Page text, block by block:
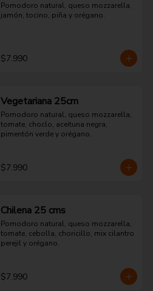
Pomodoro natural, queso mozzarella,
jamón, tocino, piña y orégano.
$7.990
Vegetariana 25cm
Pomodoro natural, queso mozzarella,
tomate, choclo, aceituna negra,
pimentón verde y orégano.
$7.990
Chilena 25 cms
Pomodoro natural, queso mozzarella,
tomate, cebolla, choricillo, mix cilantro
perejil y orégano.
$7.990